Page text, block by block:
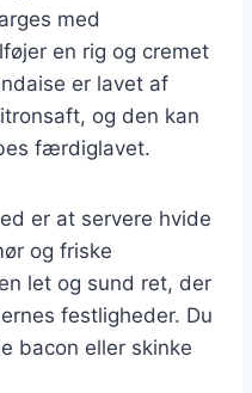
med
en rig og cremet
er lavet af
og den kan
færdiglavet.
er at servere hvide
og friske
let og sund ret, der
festligheder. Du
bacon eller skinke